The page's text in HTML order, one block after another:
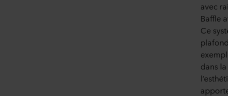
avec
Baffle
Ce
dans